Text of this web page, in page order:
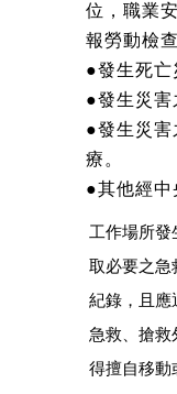
位，職業
報勞動檢查
●發生死亡
●發生災害
●發生災害
療。
●其他經中
工作場所
取必要之急
紀錄，且應
急救、搶救
得擅自移動